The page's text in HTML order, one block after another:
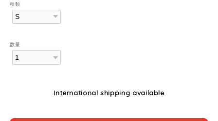
種類
数量
International shipping available